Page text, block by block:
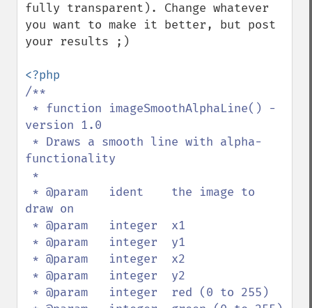
fully transparent). Change whatever
you want to make it better, but post
your results ;)
/**
version 1.0
functionality
draw on